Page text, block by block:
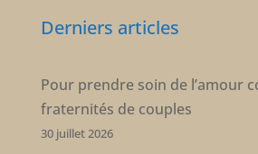
Derniers articles
Pour prendre soin de l’amour
fraternités de couples
30 juillet 2026